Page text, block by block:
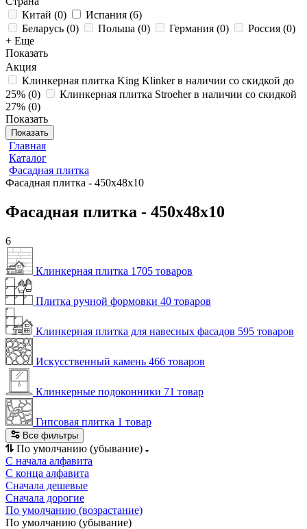
Китай (0) Испания (6)
Беларусь (0) Польша (0) Германия (0) Россия (0)
+ Еще
Показать
Акция
Клинкерная плитка King Klinker в наличии со скидкой до
25% (0)
Клинкерная плитка Stroeher в наличии со скидкой
27% (0)
Показать
Показать
Главная
Каталог
Фасадная плитка
Фасадная плитка - 450x48x10
Фасадная плитка - 450x48x10
6
Клинкерная плитка 1705 товаров
Плитка ручной формовки 40 товаров
Клинкерная плитка для навесных фасадов 595 товаров
Искусственный камень 466 товаров
Клинкерные подоконники 71 товар
Гипсовая плитка 1 товар
Все фильтры
По умолчанию (убывание)
С начала алфавита
С конца алфавита
Сначала дешевые
Сначала дорогие
По умолчанию (возрастание)
По умолчанию (убывание)